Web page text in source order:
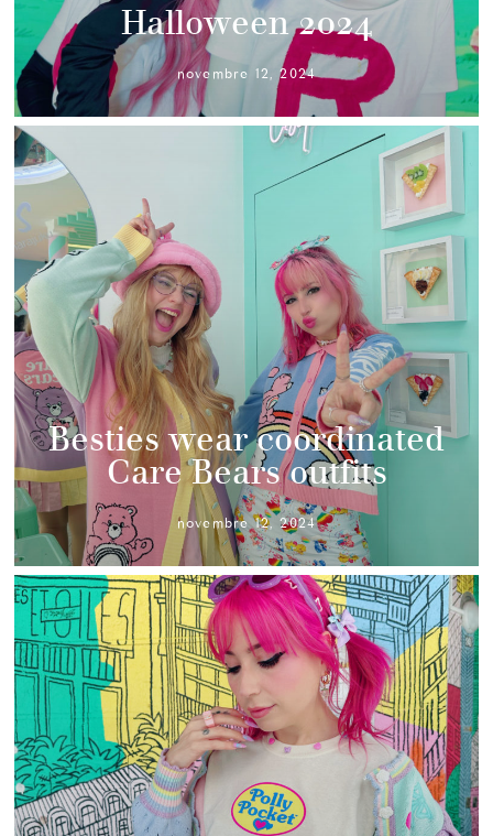
Halloween 2024
novembre 12, 2024
Besties wear coordinated
Care Bears outfits
novembre 12, 2024